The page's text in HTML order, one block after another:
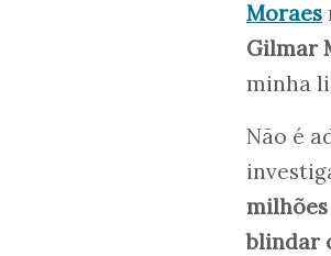
Moraes
Gilmar
minha
Não é
blindar